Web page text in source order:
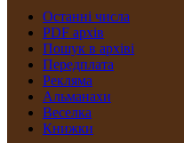
Останні числа
PDF архів
Пошук в архіві
Передплата
Рекляма
Альманахи
Веселка
Книжки